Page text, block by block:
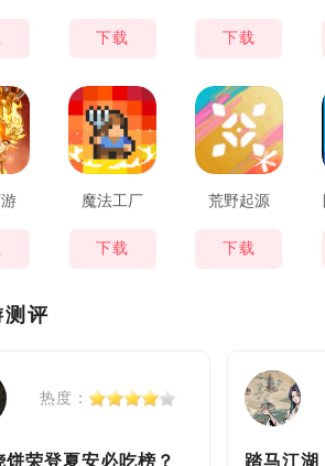
下载 下载
魔法工厂
下载
荒野起源
下载
测评
热度：
饼荣登夏安必吃榜？ 踏马江湖